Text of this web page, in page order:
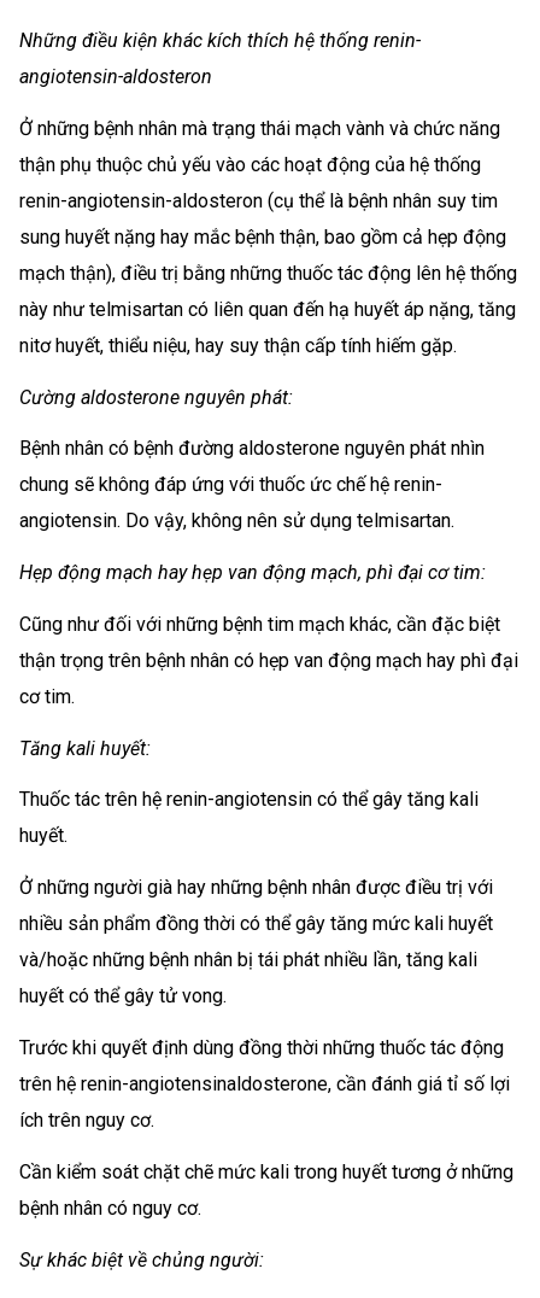
Những điều kiện khác kích thích hệ thống renin-
angiotensin-aldosteron
Ở những bệnh nhân mà trạng thái mạch vành và chức năng
thận phụ thuộc chủ yếu vào các hoạt động của hệ thống
renin-angiotensin-aldosteron (cụ thể là bệnh nhân suy tim
sung huyết nặng hay mắc bệnh thận, bao gồm cả hẹp động
mạch thận), điều trị bằng những thuốc tác động lên hệ thống
này như telmisartan có liên quan đến hạ huyết áp nặng, tăng
nitơ huyết, thiểu niệu, hay suy thận cấp tính hiếm gặp.
Cường aldosterone nguyên phát:
Bệnh nhân có bệnh đường aldosterone nguyên phát nhìn
chung sẽ không đáp ứng với thuốc ức chế hệ renin-
angiotensin. Do vậy, không nên sử dụng telmisartan.
Hẹp động mạch hay hẹp van động mạch, phì đại cơ tim:
Cũng như đối với những bệnh tim mạch khác, cần đặc biệt
thận trọng trên bệnh nhân có hẹp van động mạch hay phì đại
cơ tim.
Tăng kali huyết:
Thuốc tác trên hệ renin-angiotensin có thể gây tăng kali
huyết.
Ở những người già hay những bệnh nhân được điều trị với
nhiều sản phẩm đồng thời có thể gây tăng mức kali huyết
và/hoặc những bệnh nhân bị tái phát nhiều lần, tăng kali
huyết có thể gây tử vong.
Trước khi quyết định dùng đồng thời những thuốc tác động
trên hệ renin-angiotensinaldosterone, cần đánh giá tỉ số lợi
ích trên nguy cơ.
Cần kiểm soát chặt chẽ mức kali trong huyết tương ở những
bệnh nhân có nguy cơ.
Sự khác biệt về chủng người: